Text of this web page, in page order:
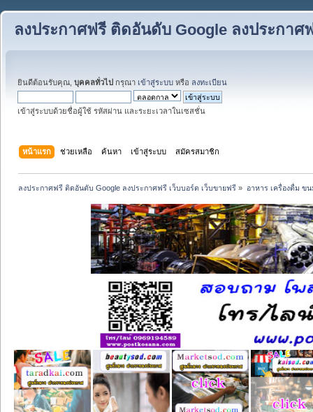
ลงประกาศฟรี ติดอันดับ Google ลงประกาศ
ยินดีต้อนรับคุณ, บุคคลทั่วไป กรุณา เข้าสู่ระบบ หรือ ลงทะเบียน
เข้าสู่ระบบด้วยชื่อผู้ใช้ รหัสผ่าน และระยะเวลาในเซสชั่น
หน้าแรก ช่วยเหลือ ค้นหา เข้าสู่ระบบ สมัครสมาชิก
ลงประกาศฟรี ติดอันดับ Google ลงประกาศฟรี เว็บบอร์ด เว็บขายฟรี » อาหาร เครื่องดื่ม ข